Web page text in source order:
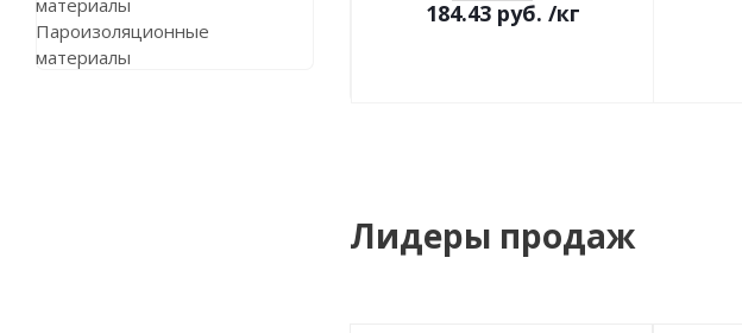
184.43руб. /кг
Лидеры продаж
материалы
Пароизоляционные
материалы